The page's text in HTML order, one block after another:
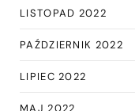
LISTOPAD 2022
PAŹDZIERNIK 2022
LIPIEC 2022
MAJ 2022